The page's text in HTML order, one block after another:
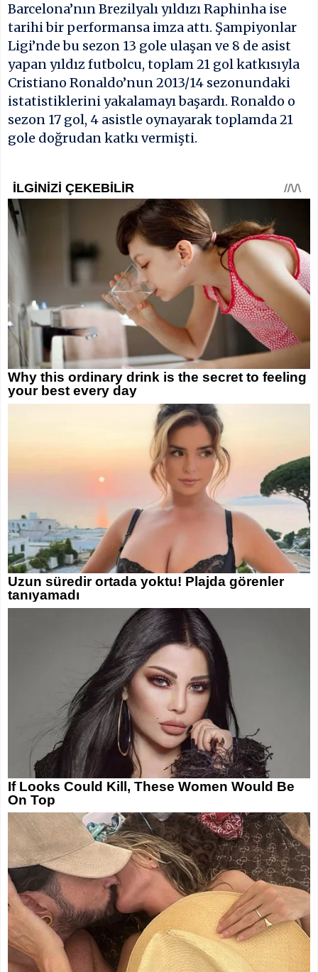
Barcelona’nın Brezilyalı yıldızı Raphinha ise
tarihi bir performansa imza attı. Şampiyonlar
Ligi’nde bu sezon 13 gole ulaşan ve 8 de asist
yapan yıldız futbolcu, toplam 21 gol katkısıyla
Cristiano Ronaldo’nun 2013/14 sezonundaki
istatistiklerini yakalamayı başardı. Ronaldo o
sezon 17 gol, 4 asistle oynayarak toplamda 21
gole doğrudan katkı vermişti.